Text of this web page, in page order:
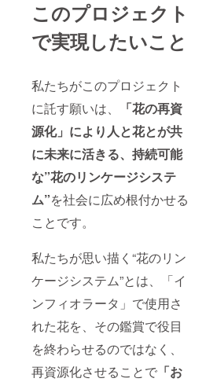
このプロジェクト
で実現したいこと
私たちがこのプロジェクト
に託す願いは、
「花の再資
源化」により人と花とが共
に未来に活きる、持続可能
な”花のリンケージシステ
ム”を社会に広め根付かせる
ことです。
私たちが思い描く“花のリン
ケージシステム”とは、「イ
ンフィオラータ」で使用さ
れた花を、その鑑賞で役目
を終わらせるのではなく、
再資源化させることで 「お